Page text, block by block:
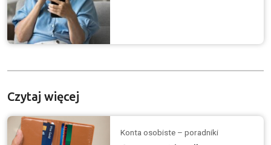
Czytaj więcej
Konta osobiste – poradniki